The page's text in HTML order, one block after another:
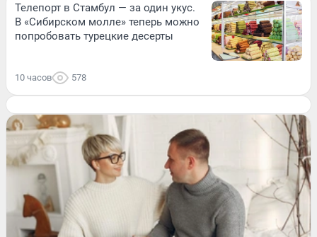
Телепорт в Стамбул — за один укус.
В «Сибирском молле» теперь можно
попробовать турецкие десерты
10 часов 578